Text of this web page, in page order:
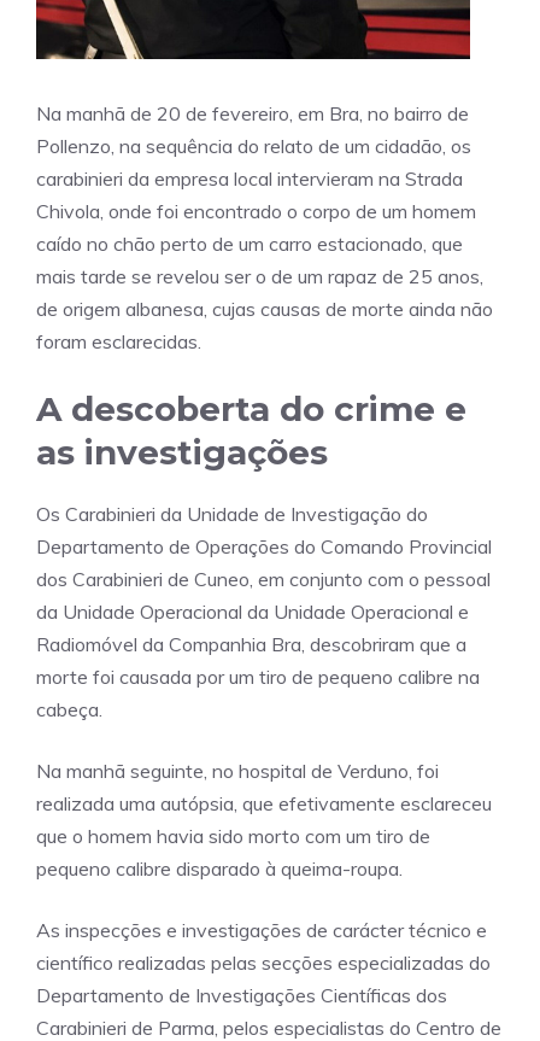
Na manhã de 20 de fevereiro, em Bra, no bairro de
Pollenzo, na sequência do relato de um cidadão, os
carabinieri da empresa local intervieram na Strada
Chivola, onde foi encontrado o corpo de um homem
caído no chão perto de um carro estacionado, que
mais tarde se revelou ser o de um rapaz de 25 anos,
de origem albanesa, cujas causas de morte ainda não
foram esclarecidas.
A descoberta do crime e
as investigações
Os Carabinieri da Unidade de Investigação do
Departamento de Operações do Comando Provincial
dos Carabinieri de Cuneo, em conjunto com o pessoal
da Unidade Operacional da Unidade Operacional e
Radiomóvel da Companhia Bra, descobriram que a
morte foi causada por um tiro de pequeno calibre na
cabeça.
Na manhã seguinte, no hospital de Verduno, foi
realizada uma autópsia, que efetivamente esclareceu
que o homem havia sido morto com um tiro de
pequeno calibre disparado à queima-roupa.
As inspecções e investigações de carácter técnico e
científico realizadas pelas secções especializadas do
Departamento de Investigações Científicas dos
Carabinieri de Parma, pelos especialistas do Centro de